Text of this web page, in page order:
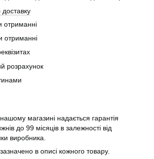
отриманні
отриманні
розрахунок
магазині надається гарантія
до 99 місяців в залежності від
виробника.
в описі кожного товару.